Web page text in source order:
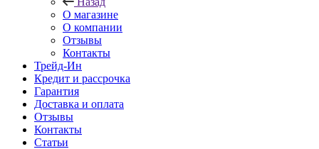
О магазине
О компании
Отзывы
Контакты
Трейд-Ин
Кредит и рассрочка
Гарантия
Доставка и оплата
Отзывы
Контакты
Статьи